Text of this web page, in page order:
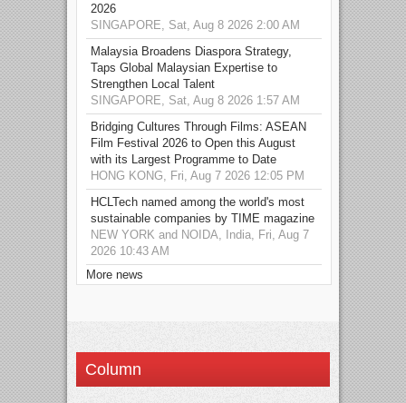
2026
SINGAPORE, Sat, Aug 8 2026 2:00 AM
Malaysia Broadens Diaspora Strategy,
Taps Global Malaysian Expertise to
Strengthen Local Talent
SINGAPORE, Sat, Aug 8 2026 1:57 AM
Bridging Cultures Through Films: ASEAN
Film Festival 2026 to Open this August
with its Largest Programme to Date
HONG KONG, Fri, Aug 7 2026 12:05 PM
HCLTech named among the world's most
sustainable companies by TIME magazine
NEW YORK and NOIDA, India, Fri, Aug 7
2026 10:43 AM
More news
Column